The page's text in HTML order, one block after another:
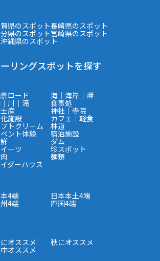
県のスポット長崎県のスポット
県のスポット宮崎県のスポット
沖縄県のスポット
リングスポットを探す
ロード 海｜海岸｜岬
川｜滝 食事処
産 神社｜寺院
施設 カフェ｜軽食
トクリーム 林道
ント体験 宿泊施設
ダム
ーツ 珍スポット
麺類
ダーハウス
4端 日本本土4端
4端 四国4端
オススメ 秋にオススメ
オススメ